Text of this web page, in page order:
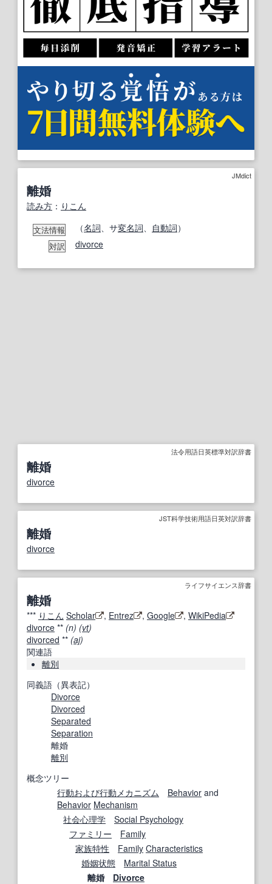
JMdict
離婚
読み方 ： りこん
文法情報 （名詞 、サ変名詞 自動詞）
対訳 divorce
法令用語日英標準対訳辞書
離婚
divorce
JST科学技術用語日英対訳辞書
離婚
divorce
ライフサイエンス辞書
離婚
*** りこん Scholar , Entrez , Google , WikiPedia
divorce ** (n) (vt)
divorced ** (aj)
関連語
離別
同義語（異表記）
Divorce
Divorced
Separated
Separation
離婚
離別
概念ツリー
行動および行動 メカニズム Behavior and
Behavior Mechanism
社会心理学
Social Psychology
ファミリー
Family
家族特性 Family Characteristics
婚姻状態
Marital Status
離婚 Divorce